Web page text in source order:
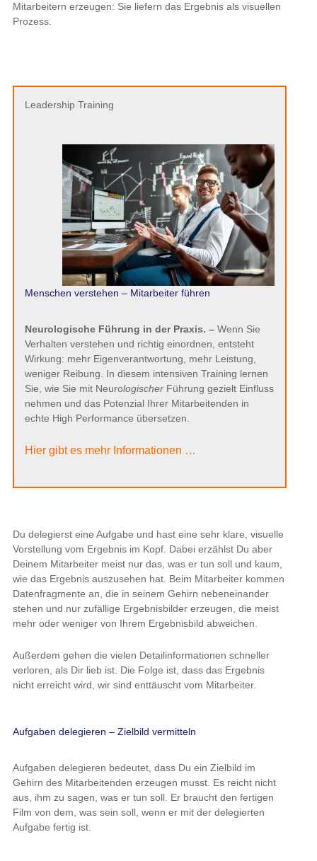
Mitarbeitern erzeugen: Sie liefern das Ergebnis als visuellen
Prozess.
Leadership Training
Menschen verstehen – Mitarbeiter führen
Neurologische Führung in der Praxis. – Wenn Sie
Verhalten verstehen und richtig einordnen, entsteht
Wirkung: mehr Eigenverantwortung, mehr Leistung,
weniger Reibung. In diesem intensiven Training lernen
Sie, wie Sie mit NeurologischerFührung gezielt Einfluss
nehmen und das Potenzial Ihrer Mitarbeitenden in
echte High Performance übersetzen.
Hier gibt es mehr Informationen …
Du delegierst eine Aufgabe und hast eine sehr klare, visuelle
Vorstellung vom Ergebnis im Kopf. Dabei erzählst Du aber
Deinem Mitarbeiter meist nur das, was er tun soll und kaum,
wie das Ergebnis auszusehen hat. Beim Mitarbeiter kommen
Datenfragmente an, die in seinem Gehirn nebeneinander
stehen und nur zufällige Ergebnisbilder erzeugen, die meist
mehr oder weniger von Ihrem Ergebnisbild abweichen.
Außerdem gehen die vielen Detailinformationen schneller
verloren, als Dir lieb ist. Die Folge ist, dass das Ergebnis
nicht erreicht wird, wir sind enttäuscht vom Mitarbeiter.
Aufgaben delegieren – Zielbild vermitteln
Aufgaben delegieren bedeutet, dass Du ein Zielbild im
Gehirn des Mitarbeitenden erzeugen musst. Es reicht nicht
aus, ihm zu sagen, was er tun soll. Er braucht den fertigen
Film von dem, was sein soll, wenn er mit der delegierten
Aufgabe fertig ist.